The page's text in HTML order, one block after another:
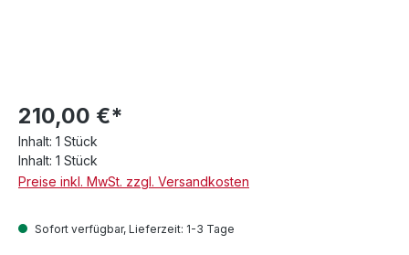
210,00 €*
Inhalt: 1 Stück
Inhalt: 1 Stück
Preise inkl. MwSt. zzgl. Versandkosten
Sofort verfügbar, Lieferzeit: 1-3 Tage